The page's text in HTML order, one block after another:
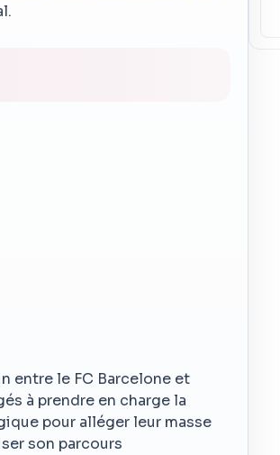
entre le FC Barcelone et
à prendre en charge la
pour alléger leur masse
son parcours